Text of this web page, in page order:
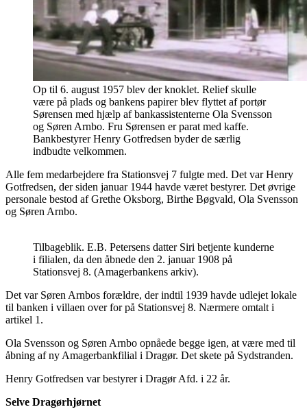
Op til 6. august 1957 blev der knoklet. Relief skulle
være på plads og bankens papirer blev flyttet af portør
Sørensen med hjælp af bankassistenterne Ola Svensson
og Søren Arnbo. Fru Sørensen er parat med kaffe.
Bankbestyrer Henry Gotfredsen byder de særlig
indbudte velkommen.
Alle fem medarbejdere fra Stationsvej 7 fulgte med. Det var Henry
Gotfredsen, der siden januar 1944 havde været bestyrer. Det øvrige
personale bestod af Grethe Oksborg, Birthe Bøgvald, Ola Svensson
og Søren Arnbo.
Tilbageblik. E.B. Petersens datter Siri betjente kunderne
i filialen, da den åbnede den 2. januar 1908 på
Stationsvej 8. (Amagerbankens arkiv).
Det var Søren Arnbos forældre, der indtil 1939 havde udlejet lokale
til banken i villaen over for på Stationsvej 8. Nærmere omtalt i
artikel 1.
Ola Svensson og Søren Arnbo opnåede begge igen, at være med til
åbning af ny Amagerbankfilial i Dragør. Det skete på Sydstranden.
Henry Gotfredsen var bestyrer i Dragør Afd. i 22 år.
Selve Dragørhjørnet